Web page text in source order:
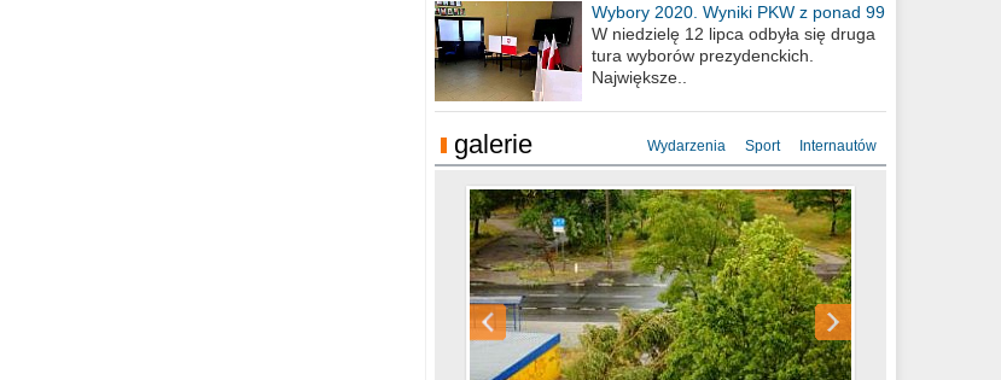
Wybory 2020. Wyniki PKW z ponad 99
procent obwodów
W niedzielę 12 lipca odbyła się druga
tura wyborów prezydenckich.
Największe..
galerie Wydarzenia Sport Internautów
Miasto kładzie się do snu .
Konkurs fotograficzny "Co to za
miejsca"
Ścieżka rowerowa w naszym mieście